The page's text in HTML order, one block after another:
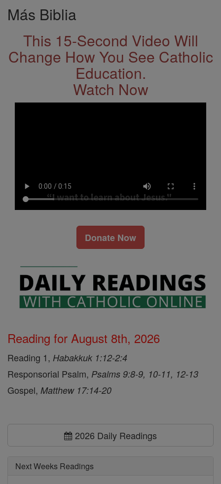
Más Biblia
This 15-Second Video Will
Change How You See Catholic
Education.
Watch Now
Donate Now
Reading for August 8th, 2026
Reading 1, Habakkuk 1:12-2:4
Responsorial Psalm, Psalms 9:8-9, 10-11, 12-13
Gospel, Matthew 17:14-20
2026 Daily Readings
Next Weeks Readings